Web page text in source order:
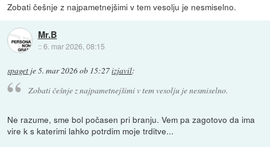
Zobati češnje z najpametnejšimi v tem vesolju je nesmiselno.
Mr.B
::6. mar 2026, 08:15
spaget je5. mar 2026 ob 15:27izjavil:
Zobati češnje z najpametnejšimi v tem vesolju je nesmiselno.
Ne razume, sme bol počasen pri branju. Vem pa zagotovo da ima
vire k s katerimi lahko potrdim moje trditve...